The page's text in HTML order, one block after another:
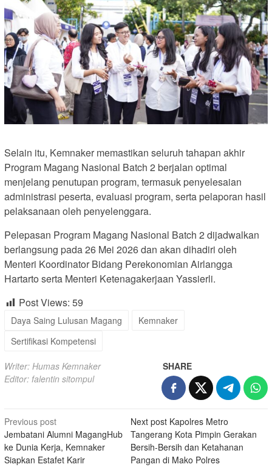
Selain itu, Kemnaker memastikan seluruh tahapan akhir
Program Magang Nasional Batch 2 berjalan optimal
menjelang penutupan program, termasuk penyelesaian
administrasi peserta, evaluasi program, serta pelaporan hasil
pelaksanaan oleh penyelenggara.
Pelepasan Program Magang Nasional Batch 2 dijadwalkan
berlangsung pada 26 Mei 2026 dan akan dihadiri oleh
Menteri Koordinator Bidang Perekonomian Airlangga
Hartarto serta Menteri Ketenagakerjaan Yassierli.
Post Views: 59
Daya Saing Lulusan Magang
Kemnaker
Sertifikasi Kompetensi
Writer: Humas Kemnaker
Editor: falentin sitompul
SHARE
Post
navigation
Previous post
Jembatani Alumni MagangHub
ke Dunia Kerja, Kemnaker
Siapkan Estafet Karir
Next post Kapolres Metro
Tangerang Kota Pimpin Gerakan
Bersih-Bersih dan Ketahanan
Pangan di Mako Polres